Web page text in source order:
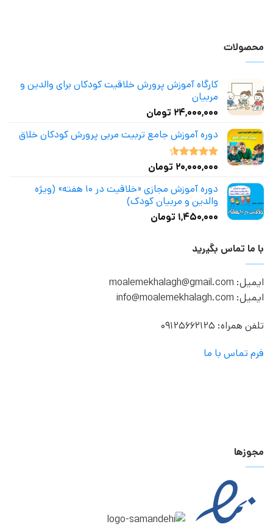
محصولات
کارگاه آموزش پرورش خلاقیت کودکان برای والدین و
مربیان
۲۴,۰۰۰,۰۰۰ تومان
دوره آموزش جامع تربیت مربی پرورش کودکان خلاق
نمره4.50
۲۰,۰۰۰,۰۰۰ تومان
دوره آموزش مجازی «خلاقیت در ۱۰ هفته» (ویژه
والدین و مربیان کودک)
۱,۴۵۰,۰۰۰ تومان
با ما تماس بگیرید
ایمیل: moalemekhalagh@gmail.com
ایمیل: info@moalemekhalagh.com
تلفن همراه: 09125662125
فرم تماس با ما
مجوزها